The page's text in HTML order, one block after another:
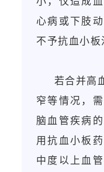
心病或下肢
不予抗血小板
若合并高
窄等情况，
脑血管疾病
用抗血小板
中度以上血